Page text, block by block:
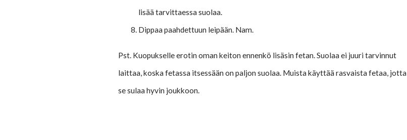
lisää tarvittaessa suolaa.
Dippaa paahdettuun leipään. Nam.
Pst. Kuopukselle erotin oman keiton ennenkö lisäsin fetan. Suolaa ei juuri tarvinnut
laittaa, koska fetassa itsessään on paljon suolaa. Muista käyttää rasvaista fetaa, jotta
se sulaa hyvin joukkoon.